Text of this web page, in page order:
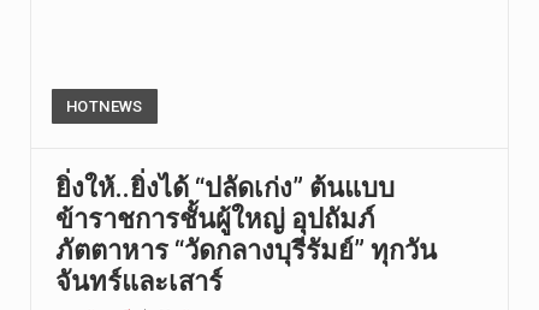
HOTNEWS
ยิ่งให้..ยิ่งได้ “ปลัดเก่ง” ต้นแบบ
ข้าราชการชั้นผู้ใหญ่ อุปถัมภ์
ภัตตาหาร “วัดกลางบุรีรัมย์” ทุกวัน
จันทร์และเสาร์